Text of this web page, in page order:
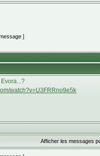
]
watch?v=U3FRRno9e5k
Afficher les messages